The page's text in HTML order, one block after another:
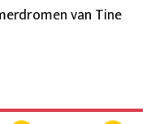
van Tine